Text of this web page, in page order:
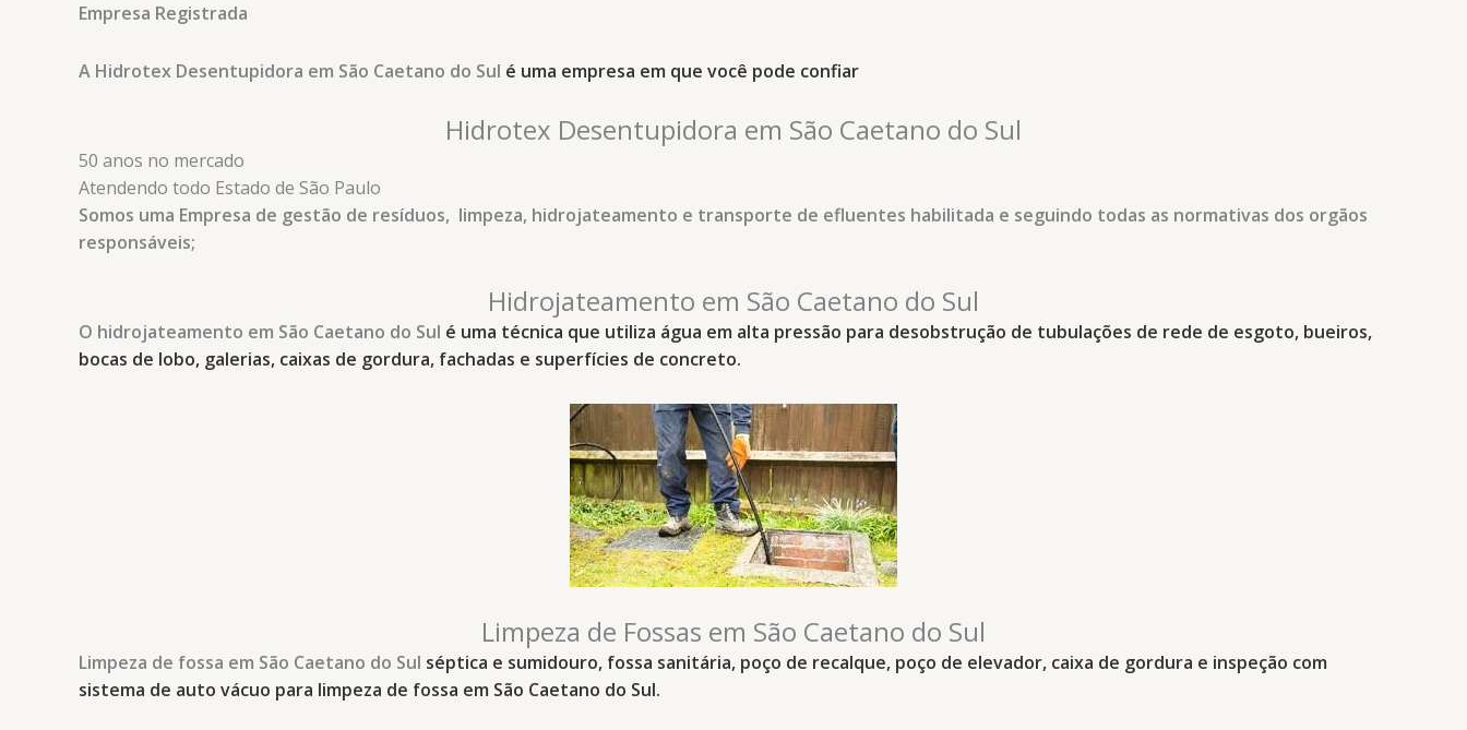
Empresa Registrada
A Hidrotex Desentupidora em São Caetano do Sul é uma empresa em que você pode confiar
Hidrotex Desentupidora em São Caetano do Sul
50 anos no mercado
Atendendo todo Estado de São Paulo
Somos uma Empresa de gestão de resíduos, limpeza, hidrojateamento e transporte de efluentes habilitada e seguindo todas as normativas dos orgãos
responsáveis;
Hidrojateamento em São Caetano do Sul
O hidrojateamento em São Caetano do Sul é uma técnica que utiliza água em alta pressão para desobstrução de tubulações de rede de esgoto, bueiros,
bocas de lobo, galerias, caixas de gordura, fachadas e superfícies de concreto.
Limpeza de Fossas em São Caetano do Sul
Limpeza de fossa em São Caetano do Sul séptica e sumidouro, fossa sanitária, poço de recalque, poço de elevador, caixa de gordura e inspeção com
sistema de auto vácuo para limpeza de fossa em São Caetano do Sul.